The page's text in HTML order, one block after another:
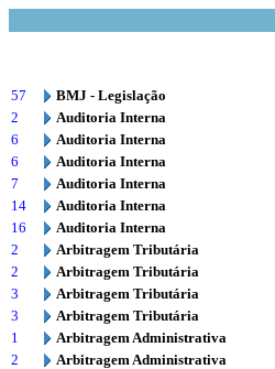
57
BMJ - Legislação
2
Auditoria Interna
6
Auditoria Interna
6
Auditoria Interna
7
Auditoria Interna
14
Auditoria Interna
16
Auditoria Interna
2
Arbitragem Tributária
2
Arbitragem Tributária
3
Arbitragem Tributária
3
Arbitragem Tributária
1
Arbitragem Administrativa
2
Arbitragem Administrativa